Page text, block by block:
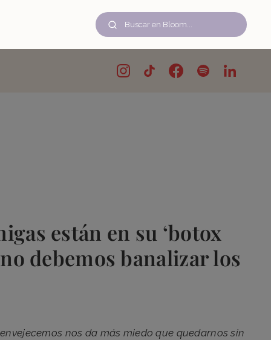
están en su ‘botox
debemos banalizar los
nos da más miedo que quedarnos sin